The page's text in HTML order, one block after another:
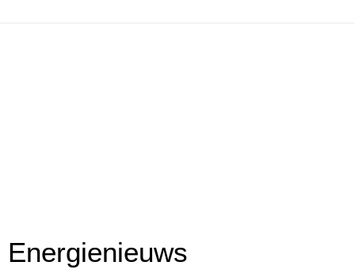
Energienieuws